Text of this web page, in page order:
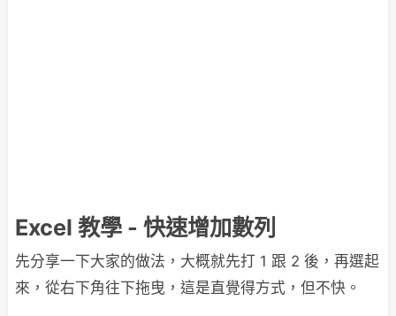
Excel 教學 - 快速增加數列
先分享一下大家的做法，大概就先打 1 跟 2 後，再選起
來，從右下角往下拖曳，這是直覺得方式，但不快。